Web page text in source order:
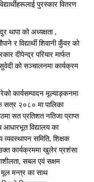
पुरस्कार वितरण
थापा को अध्यक्षता ,
र विद्यार्थी शिवानी कुँवर को
दीपेन्द्र परियार मार्फत
को सञ्चालनमा कार्यक्रम
कार्यसम्पादन मूल्याङ्कनमा
सत्र २०८० मा पालिका
सत प्रतिशत नतिजा प्राप्त
आधारभूत विद्यालय का
व्यवस्थापन समिति, शिक्षक
कार्यक्रममा खुलेर प्रशंसा
सबल एवं सक्षम
मूल मन्त्र का साथ